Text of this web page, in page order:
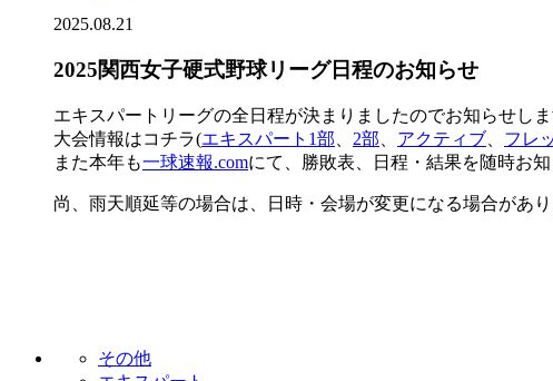
2025.08.21
2025関西女子硬式野球リーグ日程のお知らせ
エキスパートリーグの全日程が決まりましたのでお知らせしま
大会情報はコチラ(エキスパート1部、 2部、 アクティブ、 フレ
また本年も一球速報.comにて、勝敗表、日程・結果を随時お知
尚、雨天順延等の場合は、日時・会場が変更になる場合があ
その他